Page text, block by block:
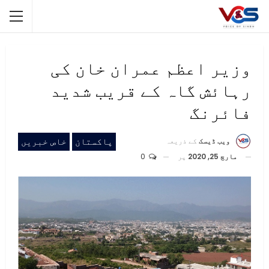
وزیر اعظم عمران خان کی
رہائش گاہ کے قریب شدید
فائرنگ
پاکستان خاص خبریں ویب ڈیسک کے ذریعہ
مارچ 25, 2020
پر